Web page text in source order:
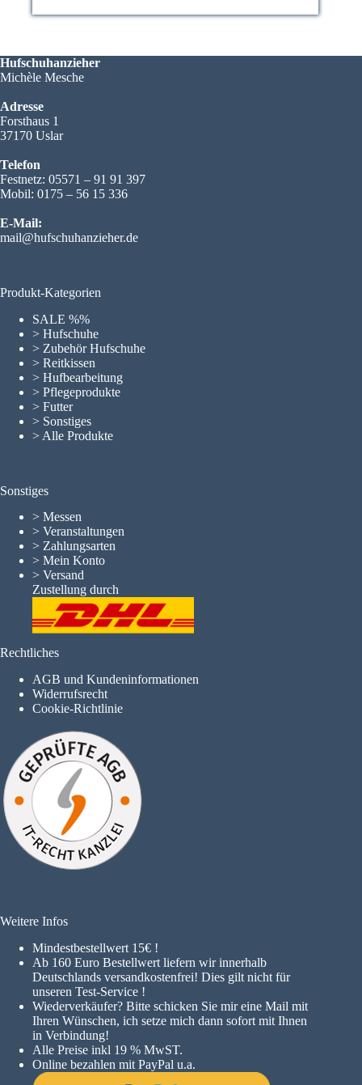
Optionen
der
Produktseite
werden
Hufschuhanzieher
Michèle Mesche
Adresse
Forsthaus 1
37170 Uslar
Telefon
Festnetz: 05571 – 91 91 397
Mobil: 0175 – 56 15 336
E-Mail:
mail@hufschuhanzieher.de
Produkt-Kategorien
SALE %%
> Hufschuhe
> Zubehör Hufschuhe
> Reitkissen
> Hufbearbeitung
> Pflegeprodukte
> Futter
> Sonstiges
> Alle Produkte
Sonstiges
> Messen
> Veranstaltungen
> Zahlungsarten
> Mein Konto
> Versand
Zustellung durch
Rechtliches
AGB und Kundeninformationen
Widerrufsrecht
Cookie-Richtlinie
Weitere Infos
Mindestbestellwert 15€ !
Ab 160 Euro Bestellwert liefern wir innerhalb
Deutschlands versandkostenfrei! Dies gilt nicht für
unseren Test-Service !
Wiederverkäufer? Bitte schicken Sie mir eine Mail mit
Ihren Wünschen, ich setze mich dann sofort mit Ihnen
in Verbindung!
Alle Preise inkl 19 % MwST.
Online bezahlen mit PayPal u.a.